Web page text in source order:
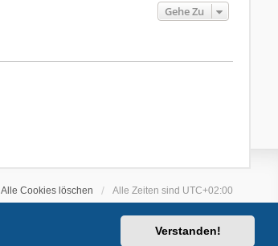
Verstanden!
Gehe Zu
Alle Cookies löschen Alle Zeiten sind UTC+02:00